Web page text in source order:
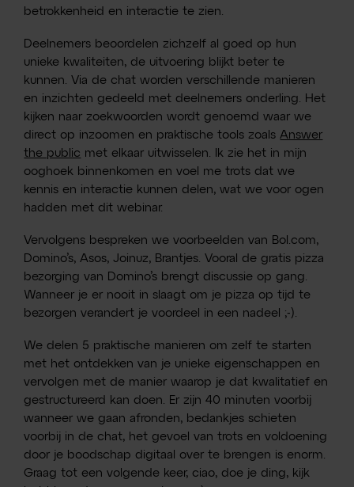
betrokkenheid en interactie te zien.
Deelnemers beoordelen zichzelf al goed op hun
unieke kwaliteiten, de uitvoering blijkt beter te
kunnen. Via de chat worden verschillende manieren
en inzichten gedeeld met deelnemers onderling. Het
kijken naar zoekwoorden wordt genoemd waar we
direct op inzoomen en praktische tools zoals Answer
the public met elkaar uitwisselen. Ik zie het in mijn
ooghoek binnenkomen en voel me trots dat we
kennis en interactie kunnen delen, wat we voor ogen
hadden met dit webinar.
Vervolgens bespreken we voorbeelden van Bol.com,
Domino’s, Asos, Joinuz, Brantjes. Vooral de gratis pizza
bezorging van Domino’s brengt discussie op gang.
Wanneer je er nooit in slaagt om je pizza op tijd te
bezorgen verandert je voordeel in een nadeel ;-).
We delen 5 praktische manieren om zelf te starten
met het ontdekken van je unieke eigenschappen en
vervolgen met de manier waarop je dat kwalitatief en
gestructureerd kan doen. Er zijn 40 minuten voorbij
wanneer we gaan afronden, bedankjes schieten
voorbij in de chat, het gevoel van trots en voldoening
door je boodschap digitaal over te brengen is enorm.
Graag tot een volgende keer, ciao, doe je ding, kijk